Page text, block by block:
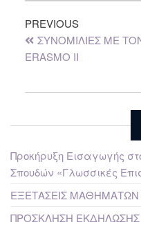
PREVIOUS
ΣΥΝΟΜΙΛΙΕΣ ΜΕ
ERASMO II
Προκήρυξη Εισαγωγής
Σπουδών «Γλωσσικές
ΕΞΕΤΑΣΕΙΣ ΜΑΘΗΜΑΤΩΝ
ΠΡΟΣΚΛΗΣΗ ΕΚΔΗΛΩΣΗΣ